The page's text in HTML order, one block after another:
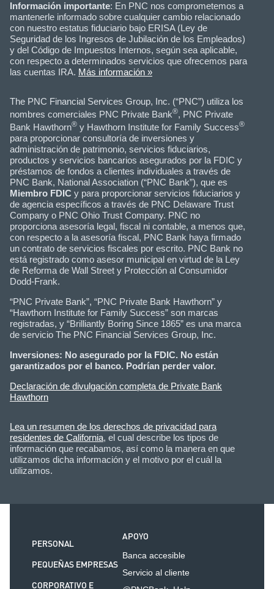
Información importante: En PNC nos comprometemos a
mantenerle informado sobre cualquier cambio relacionado
con nuestro estatus fiduciario bajo ERISA (Ley de
Seguridad de los Ingresos de Jubilación de los Empleados)
y del Código de Impuestos Internos, según sea aplicable,
con respecto a determinados servicios que ofrecemos para
las cuentas IRA. Más información »
The PNC Financial Services Group, Inc. (“PNC”) utiliza los
nombres comerciales PNC Private Bank®, PNC Private
Bank Hawthorn® y Hawthorn Institute for Family Success®
para proporcionar consultoría de inversiones y
administración de patrimonio, servicios fiduciarios,
productos y servicios bancarios asegurados por la FDIC y
préstamos de fondos a clientes individuales a través de
PNC Bank, National Association (“PNC Bank”), que es
Miembro FDIC y para proporcionar servicios fiduciarios y
de agencia específicos a través de PNC Delaware Trust
Company o PNC Ohio Trust Company. PNC no
proporciona asesoría legal, fiscal ni contable, a menos que,
con respecto a la asesoría fiscal, PNC Bank haya firmado
un contrato de servicios fiscales por escrito. PNC Bank no
está registrado como asesor municipal en virtud de la Ley
de Reforma de Wall Street y Protección al Consumidor
Dodd-Frank.
“PNC Private Bank”, “PNC Private Bank Hawthorn” y
“Hawthorn Institute for Family Success” son marcas
registradas, y “Brilliantly Boring Since 1865” es una marca
de servicio The PNC Financial Services Group, Inc.
Inversiones: No asegurado por la FDIC. No están
garantizados por el banco. Podrían perder valor.
Declaración de divulgación completa de Private Bank
Hawthorn
Lea un resumen de los derechos de privacidad para
residentes de California, el cual describe los tipos de
información que recabamos, así como la manera en que
utilizamos dicha información y el motivo por el cuál la
utilizamos.
PERSONAL
PEQUEÑAS EMPRESAS
CORPORATIVO E
APOYO
Banca accesible
Servicio al cliente